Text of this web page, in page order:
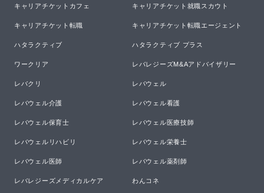
キャリアチケットカフェ キャリアチケット就職スカウト
キャリアチケット転職 キャリアチケット転職エージェント
ハタラクティブ ハタラクティブ プラス
ワークリア レバレジーズM&Aアドバイザリー
レバクリ レバウェル
レバウェル介護 レバウェル看護
レバウェル保育士 レバウェル医療技師
レバウェルリハビリ レバウェル栄養士
レバウェル医師 レバウェル薬剤師
レバレジーズメディカルケア わんコネ